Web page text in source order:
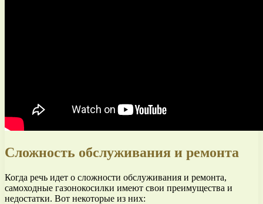
Сложность обслуживания и ремонта
Когда речь идет о сложности обслуживания и ремонта,
самоходные газонокосилки имеют свои преимущества и
недостатки. Вот некоторые из них: